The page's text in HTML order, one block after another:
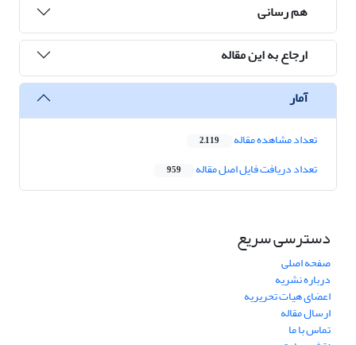
هم رسانی
ارجاع به این مقاله
آمار
تعداد مشاهده مقاله 2,119
تعداد دریافت فایل اصل مقاله 959
دسترسی سریع
صفحه اصلی
درباره نشریه
اعضای هیات تحریریه
ارسال مقاله
تماس با ما